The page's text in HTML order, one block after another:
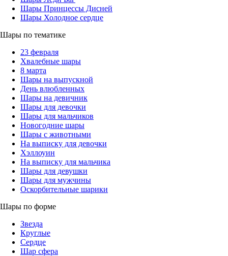
Шары Принцессы Дисней
Шары Холодное сердце
Шары по тематике
23 февраля
Хвалебные шары
8 марта
Шары на выпускной
День влюбленных
Шары на девичник
Шары для девочки
Шары для мальчиков
Новогодние шары
Шары с животными
На выписку для девочки
Хэллоуин
На выписку для мальчика
Шары для девушки
Шары для мужчины
Оскорбительные шарики
Шары по форме
Звезда
Круглые
Сердце
Шар сфера